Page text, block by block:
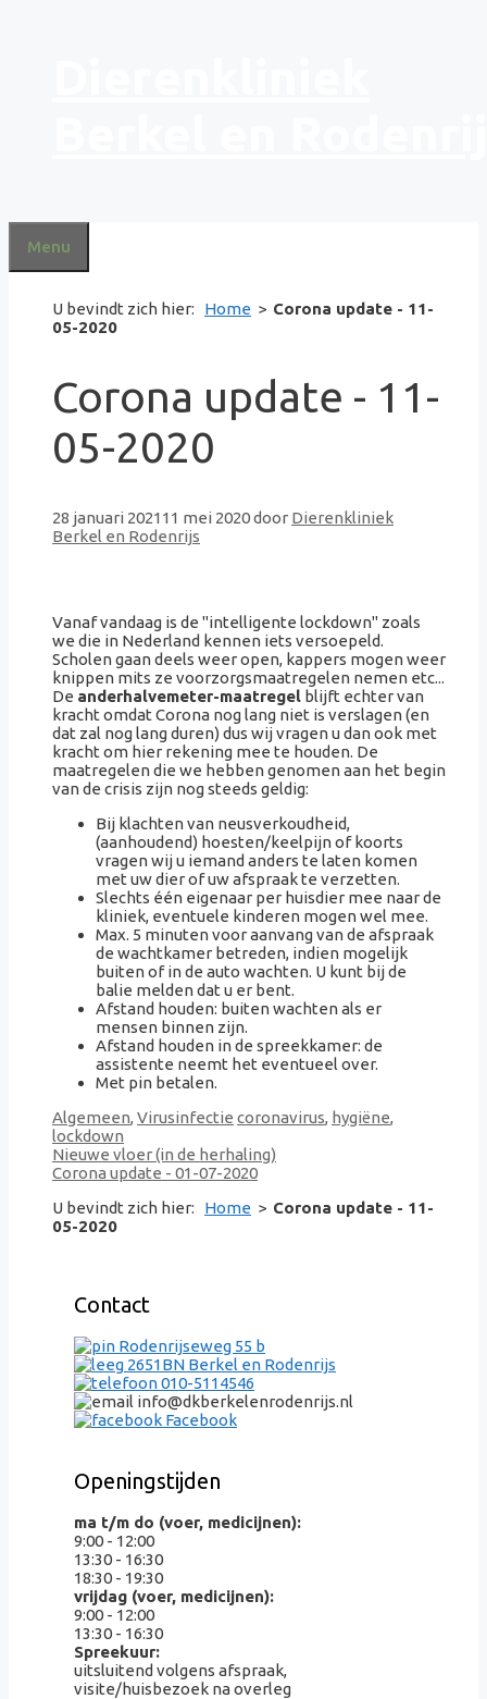
Menu
U bevindt zich hier: Home > Corona update - 11-
05-2020
Corona update - 11-
05-2020
28 januari 202111 mei 2020door Dierenkliniek
Berkel en Rodenrijs
Vanaf vandaag is de "intelligente lockdown" zoals
we die in Nederland kennen iets versoepeld.
Scholen gaan deels weer open, kappers mogen weer
knippen mits ze voorzorgsmaatregelen nemen etc...
De anderhalvemeter-maatregel blijft echter van
kracht omdat Corona nog lang niet is verslagen (en
dat zal nog lang duren) dus wij vragen u dan ook met
kracht om hier rekening mee te houden. De
maatregelen die we hebben genomen aan het begin
van de crisis zijn nog steeds geldig:
Bij klachten van neusverkoudheid,
(aanhoudend) hoesten/keelpijn of koorts
vragen wij u iemand anders te laten komen
met uw dier of uw afspraak te verzetten.
Slechts één eigenaar per huisdier mee naar de
kliniek, eventuele kinderen mogen wel mee.
Max. 5 minuten voor aanvang van de afspraak
de wachtkamer betreden, indien mogelijk
buiten of in de auto wachten. U kunt bij de
balie melden dat u er bent.
Afstand houden: buiten wachten als er
mensen binnen zijn.
Afstand houden in de spreekkamer: de
assistente neemt het eventueel over.
Met pin betalen.
Categorieën
Algemeen, Virusinfectie Tags
coronavirus, hygiëne,
lockdown
Nieuwe vloer (in de herhaling)
Corona update - 01-07-2020
U bevindt zich hier: Home > Corona update - 11-
05-2020
Contact
Rodenrijseweg 55 b
2651BN Berkel en Rodenrijs
010-5114546
info@dkberkelenrodenrijs.nl
Facebook
Openingstijden
ma t/m do (voer, medicijnen):
9:00 - 12:00
13:30 - 16:30
18:30 - 19:30
vrijdag (voer, medicijnen):
9:00 - 12:00
13:30 - 16:30
Spreekuur:
uitsluitend volgens afspraak,
visite/huisbezoek na overleg